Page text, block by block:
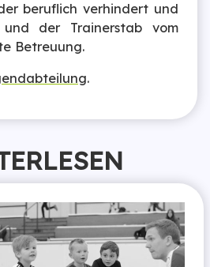
beruflich verhindert und
der Trainerstab vom
Betreuung.
.